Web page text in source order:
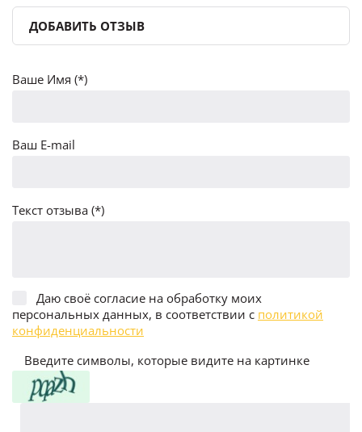
ДОБАВИТЬ ОТЗЫВ
Ваше Имя (*)
Ваш E-mail
Текст отзыва (*)
Даю своё согласие на обработку моих
персональных данных, в соответствии с политикой
конфиденциальности
Введите символы, которые видите на картинке